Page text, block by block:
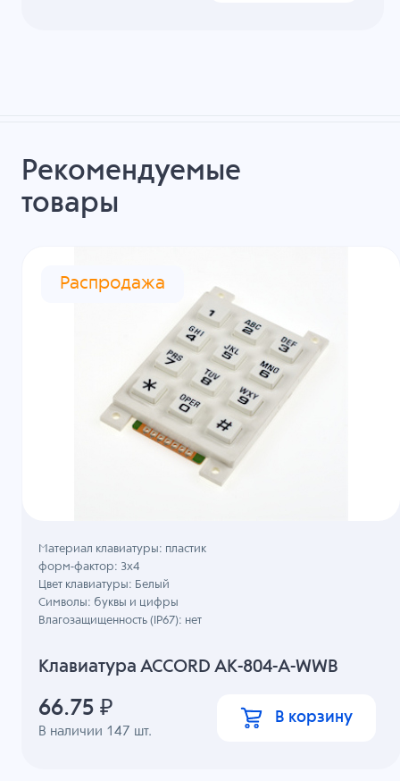
Рекомендуемые
товары
Распродажа
Клавиатура ACCORD AK-804-A-WWB
В наличии 147 шт.
Материал клавиатуры: пластик
форм-фактор: 3х4
Цвет клавиатуры: Белый
Символы: буквы и цифры
Влагозащищенность (IP67): нет
66.75 ₽ В корзину